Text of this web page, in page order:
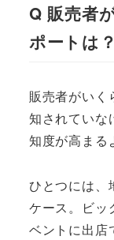
Q 販売者
ポートは？
販売者がいく
知されていな
知度が高まる
ひとつには、
ケース。ビッ
ベントに出店